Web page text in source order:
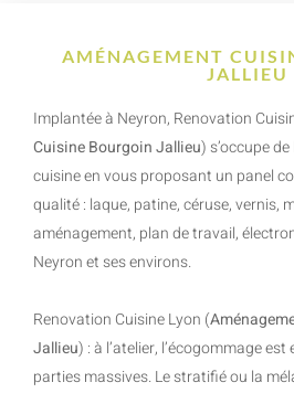
AMÉNAGEMENT
JALLIEU
Implantée à Neyron, Renovation
Cuisine Bourgoin Jallieu) s’occupe
cuisine en vous proposant un panel
qualité : laque, patine, céruse, vernis,
aménagement, plan de travail,
Neyron et ses environs.
Renovation Cuisine Lyon (
Jallieu) : à l’atelier, l’écogommage
parties massives. Le stratifié ou la